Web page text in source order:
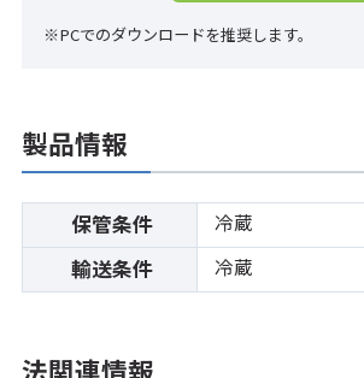
※PCでのダウンロードを推奨します。
製品情報
保管条件 冷蔵
輸送条件 冷蔵